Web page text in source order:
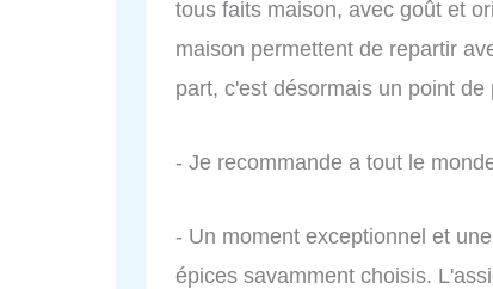
tous faits maison, avec goût et
maison permettent de repartir
part, c'est désormais un point de
- Je recommande a tout le
- Un moment exceptionnel et
épices savamment choisis.